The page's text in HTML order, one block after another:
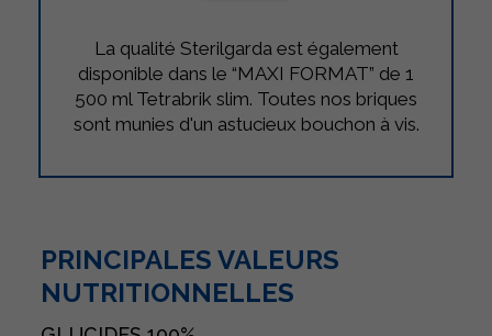
La qualité Sterilgarda est également
disponible dans le “MAXI FORMAT” de 1
500 ml Tetrabrik slim. Toutes nos briques
sont munies d'un astucieux bouchon à vis.
PRINCIPALES VALEURS
NUTRITIONNELLES